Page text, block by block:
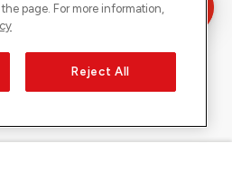
page. For more information,
Reject All